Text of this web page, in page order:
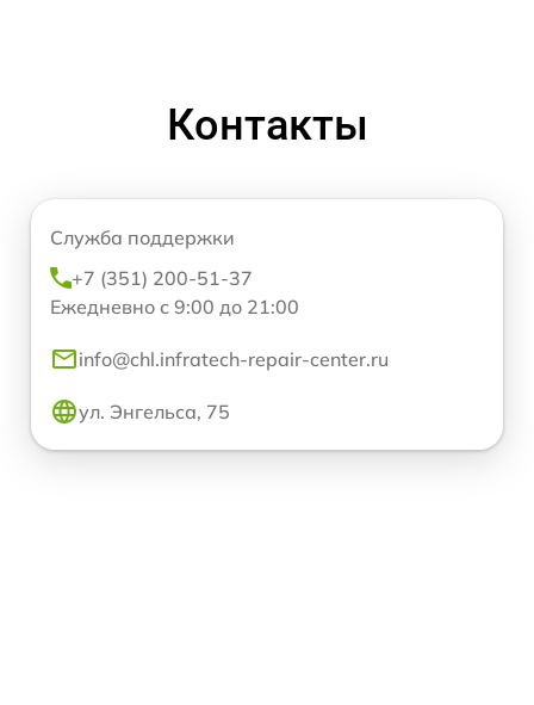
Контакты
Служба поддержки
+7 (351) 200-51-37
Ежедневно с 9:00 до 21:00
info@chl.infratech-repair-center.ru
ул. Энгельса, 75